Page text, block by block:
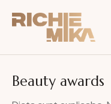
Beauty awards